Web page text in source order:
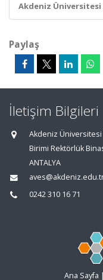
Akdeniz Üniversitesi
Paylaş
İletişim Bilgileri
Akdeniz
Birimi Rektörlük
ANTALYA
0242 310 16 71
Ana Sayfa |